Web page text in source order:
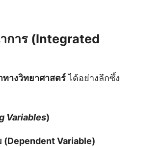
การ (Integrated
างวิทยาศาสตร์ได้อย่างลึกซึ้ง
Variables)
(Dependent Variable)